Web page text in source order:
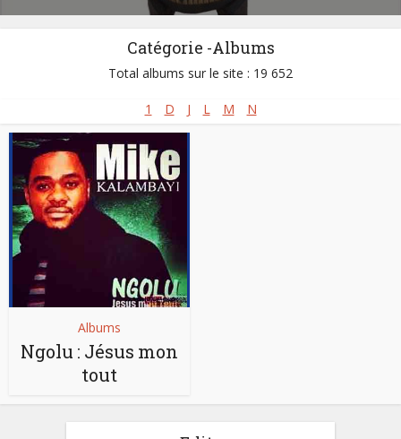
Catégorie -Albums
Total albums sur le site : 19 652
1 D J L M N
Albums
Ngolu : Jésus mon
tout